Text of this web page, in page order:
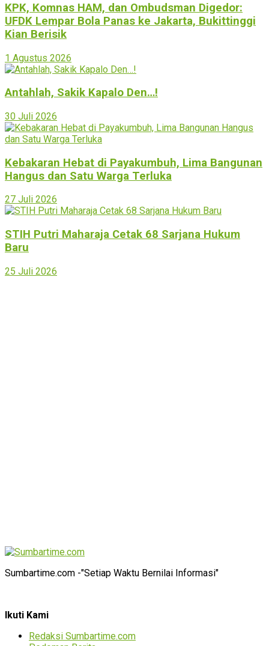
KPK, Komnas HAM, dan Ombudsman Digedor:
UFDK Lempar Bola Panas ke Jakarta, Bukittinggi
Kian Berisik
1 Agustus 2026
Antahlah, Sakik Kapalo Den…!
30 Juli 2026
Kebakaran Hebat di Payakumbuh, Lima Bangunan
Hangus dan Satu Warga Terluka
27 Juli 2026
STIH Putri Maharaja Cetak 68 Sarjana Hukum
Baru
25 Juli 2026
Sumbartime.com -"Setiap Waktu Bernilai Informasi"
Ikuti Kami
Redaksi Sumbartime.com